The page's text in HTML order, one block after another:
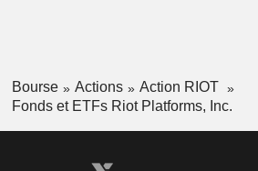
Bourse Actions
Action RIOT
Fonds et ETFs Riot Platforms, Inc.